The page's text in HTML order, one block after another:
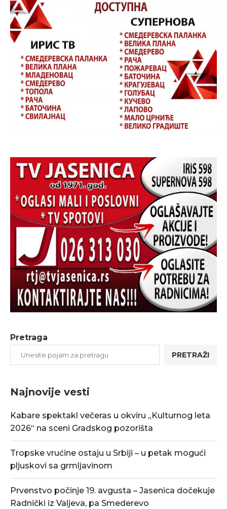
Pretraga
PRETRAŽI
Najnovije vesti
Kabare spektakl večeras u okviru „Kulturnog leta
2026“ na sceni Gradskog pozorišta
Tropske vrućine ostaju u Srbiji – u petak mogući
pljuskovi sa grmljavinom
Prvenstvo počinje 19. avgusta – Jasenica dočekuje
Radnički iz Valjeva, pa Smederevo